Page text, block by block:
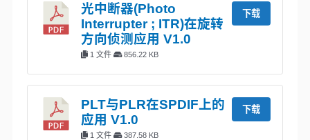
光中断器(Photo
Interrupter ; ITR)在旋转
方向侦测应用 V1.0
1 文件 856.22 KB
下载
PLT与PLR在SPDIF上的
应用 V1.0
1 文件 387.58 KB
下载